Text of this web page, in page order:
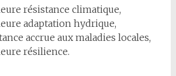
résistance climatique,
adaptation hydrique,
accrue aux maladies locales,
résilience.